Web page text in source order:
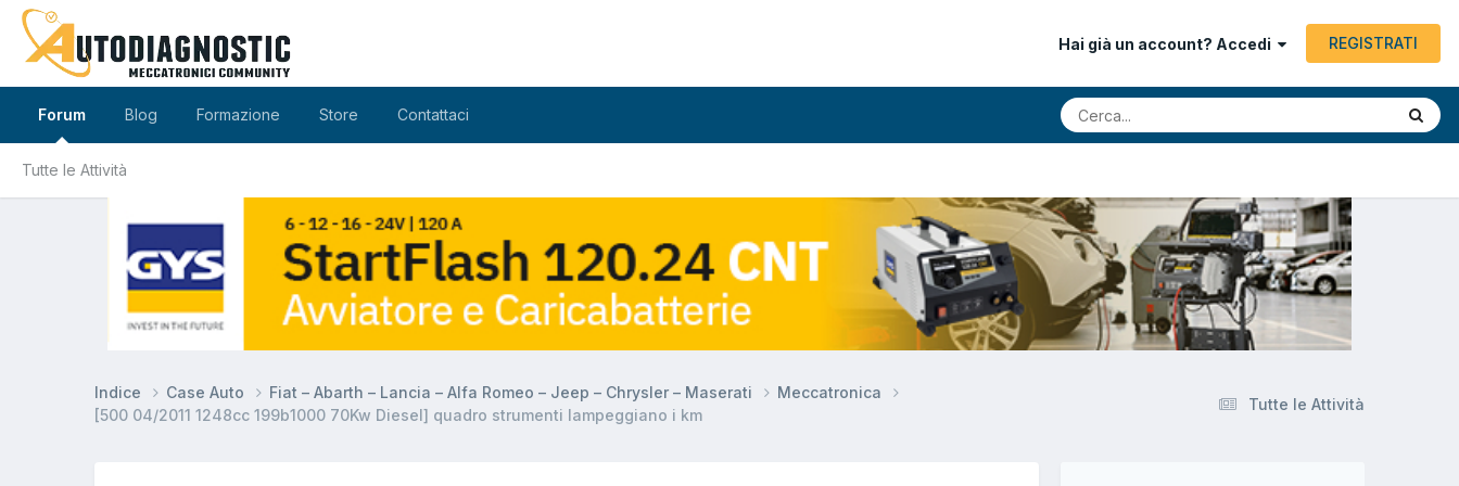
Hai già un account? Accedi REGISTRATI
Forum
Tutte le Attività
Blog Formazione Store Contattaci
Tutte le Attività
Indice Case Auto Fiat – Abarth – Lancia – Alfa Romeo – Jeep – Chrysler – Maserati
Meccatronica
[500 04/2011 1248cc 199b1000 70Kw Diesel] quadro strumenti lampeggiano i km